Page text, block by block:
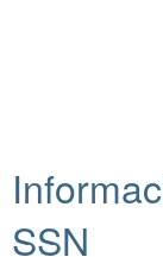
SSN